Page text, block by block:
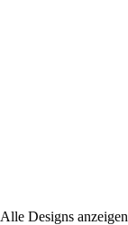
Alle Designs anzeigen